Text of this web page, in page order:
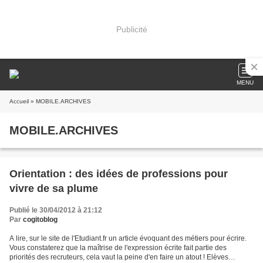
Publicité
MENU
Accueil » MOBILE.ARCHIVES
MOBILE.ARCHIVES
Orientation : des idées de professions pour
vivre de sa plume
Publié le 30/04/2012 à 21:12
Par cogitoblog
A lire, sur le site de l'Etudiant.fr un article évoquant des métiers pour écrire.
Vous constaterez que la maîtrise de l'expression écrite fait partie des
priorités des recruteurs, cela vaut la peine d'en faire un atout ! Elèves